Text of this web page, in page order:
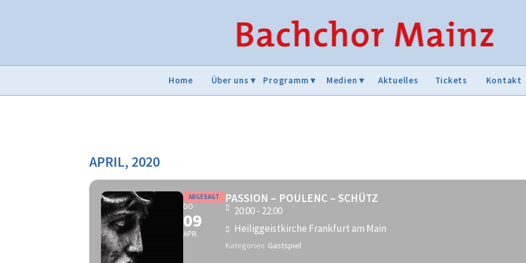
Home Über uns Programm Medien Aktuelles Tickets Kontakt
APRIL, 2020
ABGESAGT
DO
09
APR.
PASSION – POULENC – SCHÜTZ
20:00 - 22:00
Heiliggeistkirche Frankfurt am Main
Kategorien Gastspiel